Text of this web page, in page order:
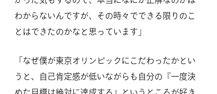
わからないんですが、その時々でできる限りのこ
とはできたのかなと思っています」
「なぜ僕が東京オリンピックにこだわったかとい
うと、自己肯定感が低いながらも自分の『一度決
めた目標は絶対に達成する』というところが好き